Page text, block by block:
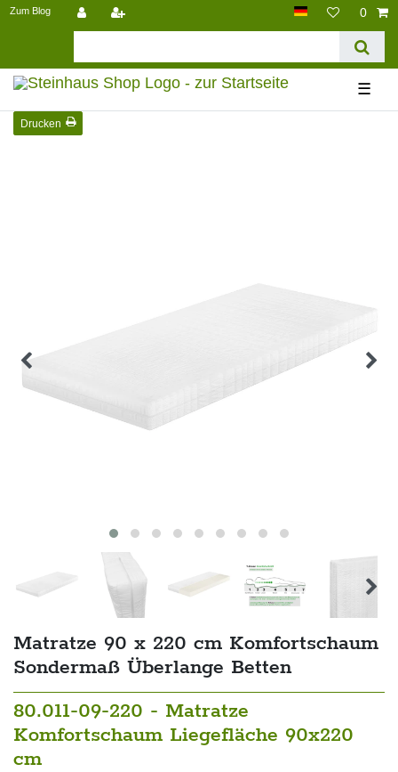
Zum Blog 0
☰
Drucken
Matratze 90 x 220 cm Komfortschaum
Sondermaß Überlange Betten
80.011-09-220 - Matratze
Komfortschaum Liegefläche 90x220
cm